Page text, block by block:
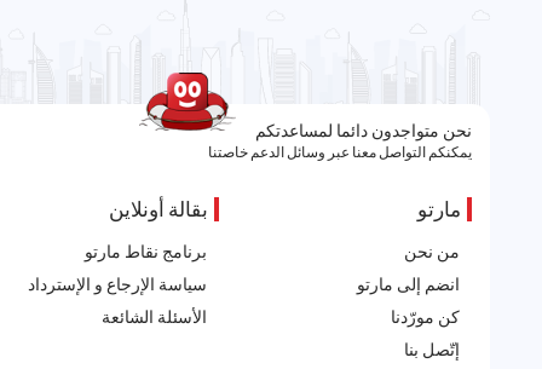
نحن متواجدون دائما لمساعدتكم
يمكنكم التواصل معنا عبر وسائل الدعم خاصتنا
مارتو
من نحن
انضم إلى مارتو
كن مورّدنا
إتّصل بنا
بقالة أونلاين
برنامج نقاط مارتو
سياسة الإرجاع و الإسترداد
الأسئلة الشائعة